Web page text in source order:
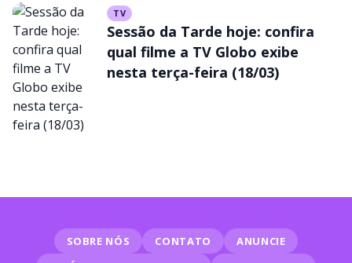
TV
Sessão da Tarde hoje: confira
qual filme a TV Globo exibe
nesta terça-feira (18/03)
SOBRE NÓS CONTATO
ANUNCIE